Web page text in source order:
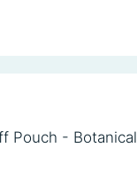
Pouch - Botanical